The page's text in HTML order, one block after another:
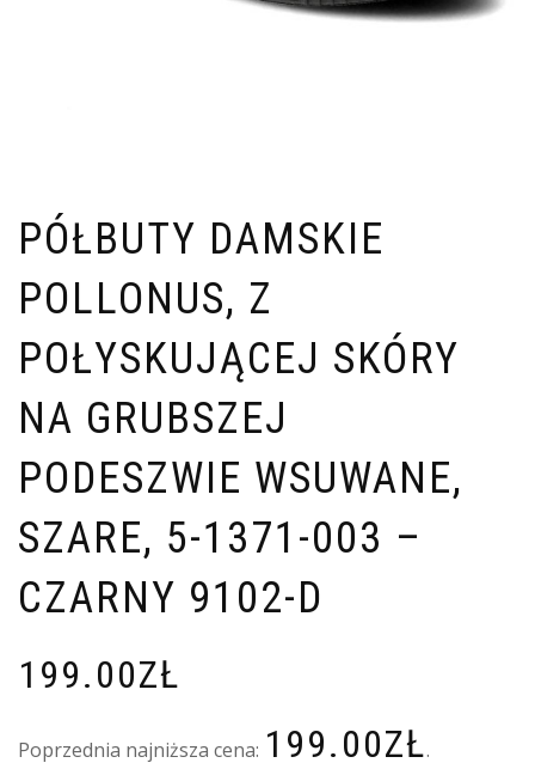
PÓŁBUTY DAMSKIE
POLLONUS, Z
POŁYSKUJĄCEJ SKÓRY
NA GRUBSZEJ
PODESZWIE WSUWANE,
SZARE, 5-1371-003 –
CZARNY 9102-D
199.00ZŁ
Poprzednia najniższa cena: 199.00ZŁ.